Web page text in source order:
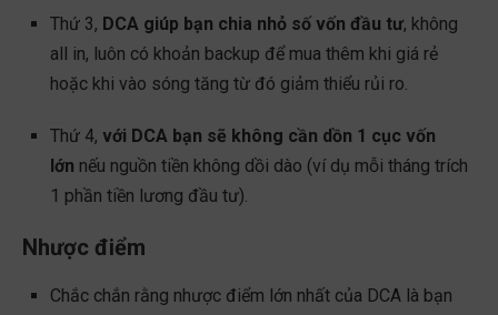
Thứ 3, DCA giúp bạn chia nhỏ số vốn đầu tư, không
all in, luôn có khoản backup để mua thêm khi giá rẻ
hoặc khi vào sóng tăng từ đó giảm thiểu rủi ro.
Thứ 4, với DCA bạn sẽ không cần dồn 1 cục vốn
lớn nếu nguồn tiền không dồi dào (ví dụ mỗi tháng trích
1 phần tiền lương đầu tư).
Nhược điểm
Chắc chắn rằng nhược điểm lớn nhất của DCA là bạn